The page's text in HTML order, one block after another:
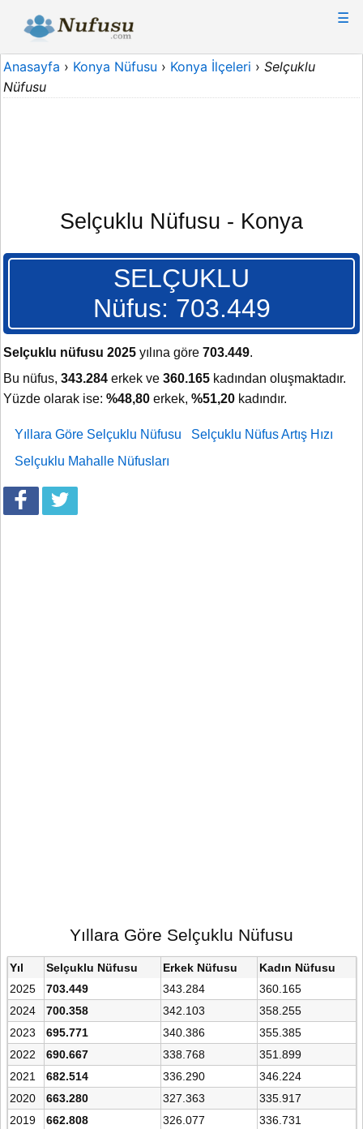
☰
Anasayfa › Konya Nüfusu › Konya İlçeleri › Selçuklu
Nüfusu
Selçuklu Nüfusu - Konya
SELÇUKLU
Nüfus: 703.449
Selçuklu nüfusu 2025 yılına göre 703.449.
Bu nüfus, 343.284 erkek ve 360.165 kadından oluşmaktadır.
Yüzde olarak ise: %48,80 erkek, %51,20 kadındır.
Yıllara Göre Selçuklu Nüfusu
Selçuklu Nüfus Artış Hızı
Selçuklu Mahalle Nüfusları
Yıllara Göre Selçuklu Nüfusu
Yıl Selçuklu Nüfusu Erkek Nüfusu
Kadın Nüfusu
2025
703.449 343.284
360.165
2024
700.358 342.103
358.255
2023
695.771 340.386
355.385
2022
690.667 338.768
351.899
2021
682.514 336.290
346.224
2020
663.280 327.363
335.917
2019
662.808 326.077
336.731